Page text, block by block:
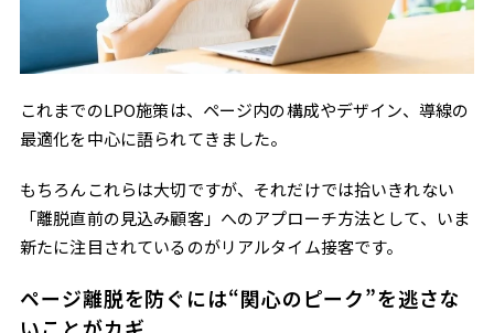
これまでのLPO施策は、ページ内の構成やデザイン、導線の
最適化を中心に語られてきました。
もちろんこれらは大切ですが、それだけでは拾いきれない
「離脱直前の見込み顧客」へのアプローチ方法として、いま
新たに注目されているのがリアルタイム接客です。
ページ離脱を防ぐには“関心のピーク”を逃さな